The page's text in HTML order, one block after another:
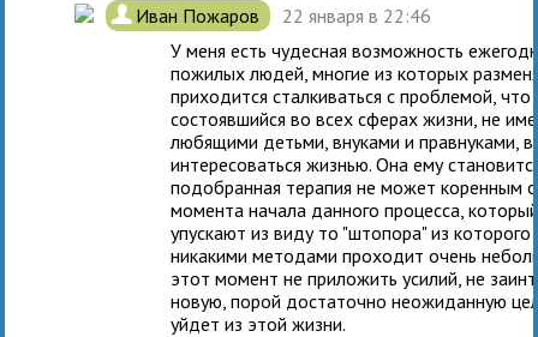
. Иван Пожаров
22 января в 22:46
У меня есть чудесная возможность
пожилых людей, многие из которых
приходится сталкиваться с проблемой,
состоявшийся во всех сферах жизни, не
любящими детьми, внуками и правнуками,
интересоваться жизнью. Она ему
подобранная терапия не может коренным
момента начала данного процесса,
упускают из виду то "штопора" из
никакими методами проходит очень
этот момент не приложить усилий, не
новую, порой достаточно неожиданную
уйдет из этой жизни.